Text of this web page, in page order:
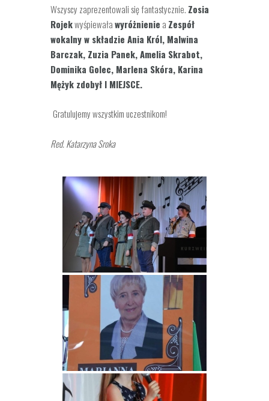
Wszyscy zaprezentowali się fantastycznie. Zosia
Rojekwyśpiewaławyróżnienie a Zespół
wokalny w składzie Ania Król, Malwina
Barczak, Zuzia Panek, Amelia Skrabot,
Dominika Golec, Marlena Skóra, Karina
Mężyk zdobył I MIEJSCE.
Gratulujemy wszystkim uczestnikom!
Red. Katarzyna Sroka